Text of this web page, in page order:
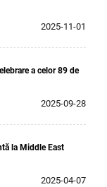
2025-11-01
a celor 89 de
2025-09-28
la Middle East
2025-04-07